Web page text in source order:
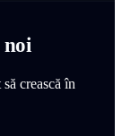
noi
crească în